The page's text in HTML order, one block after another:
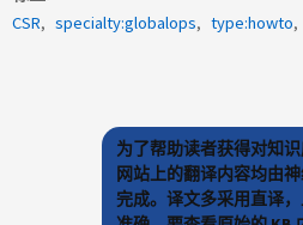
CSR
specialty:globalops type:howto
为了帮助读者获得对知
网站上的翻译内容均由
完成。译文多采用直译